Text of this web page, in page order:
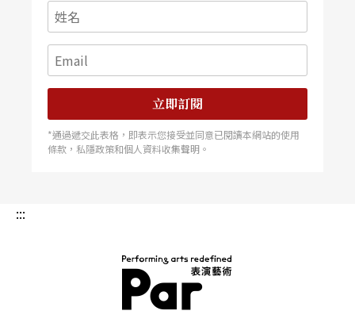
立即訂閱
*通過遞交此表格，即表示您接受並同意已閱讀本網站的使用
條款，私隱政策和個人資料收集聲明。
:::